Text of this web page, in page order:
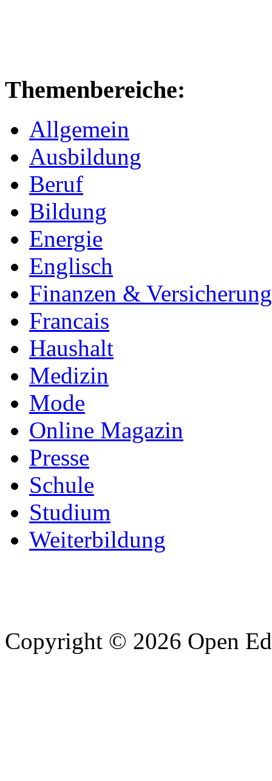
Themenbereiche:
Allgemein
Ausbildung
Beruf
Bildung
Energie
Englisch
Finanzen &
Francais
Haushalt
Medizin
Mode
Online Magazin
Presse
Schule
Studium
Weiterbildung
Copyright © 2026 Open